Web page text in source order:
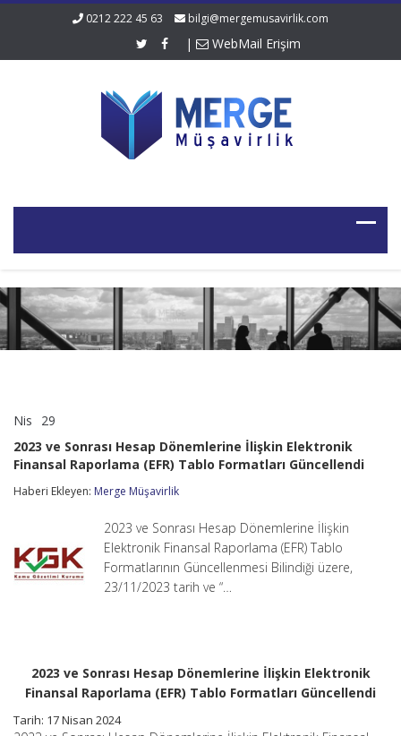
0212 222 45 63 bilgi@mergemusavirlik.com
| WebMail Erişim
Nis 29
Sonrası
Hesap
İlişkin
Finansal
Raporlama
(EFR)
Tablo
Formatları
2023 ve Sonrası Hesap Dönemlerine İlişkin Elektronik
Finansal Raporlama (EFR) Tablo Formatları Güncellendi
Haberi Ekleyen: Merge Müşavirlik
2023 ve Sonrası Hesap Dönemlerine İlişkin
Elektronik Finansal Raporlama (EFR) Tablo
Formatlarının Güncellenmesi Bilindiği üzere,
23/11/2023 tarih ve “…
2023 ve Sonrası Hesap Dönemlerine İlişkin Elektronik
Finansal Raporlama (EFR) Tablo Formatları Güncellendi
Tarih: 17 Nisan 2024